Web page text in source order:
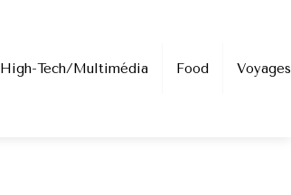
High-Tech/Multimédia Food Voyages